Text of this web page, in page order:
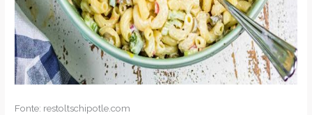
Fonte: restoltschipotle.com